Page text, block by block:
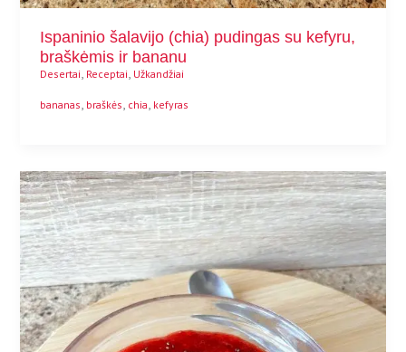
Ispaninio šalavijo (chia) pudingas su kefyru,
braškėmis ir bananu
Desertai, Receptai, Užkandžiai
bananas, braškės, chia, kefyras